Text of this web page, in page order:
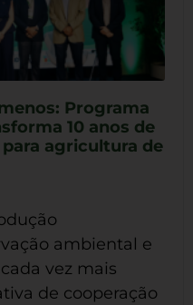
Programa
10 anos de
agricultura de
ambiental e
vez mais
de cooperação